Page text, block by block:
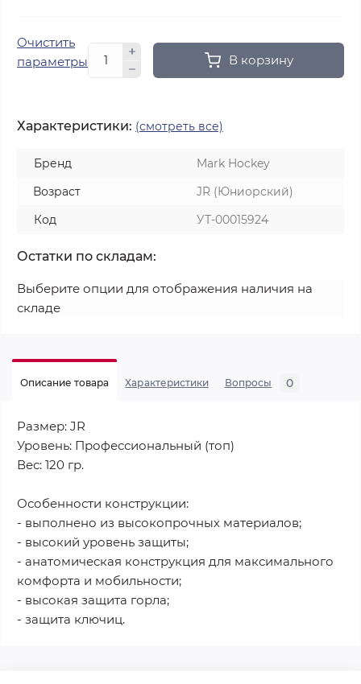
Очистить
параметры
В корзину
Характеристики: (смотреть все)
Бренд
Mark Hockey
Возраст
JR (Юниорский)
Код
УТ-00015924
Остатки по складам:
Выберите опции для отображения наличия на
складе
Описание товара Характеристики Вопросы 0
Размер: JR
Уровень: Профессиональный (топ)
Вес: 120 гр.
Особенности конструкции:
- выполнено из высокопрочных материалов;
- высокий уровень защиты;
- анатомическая конструкция для максимального
комфорта и мобильности;
- высокая защита горла;
- защита ключиц.